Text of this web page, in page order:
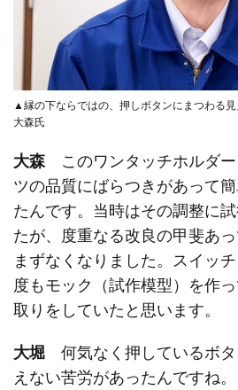
▲縁の下ならではの、押しボタンにまつわる
大森氏
大森 このワンタッチホルダ
ツの品質にばらつきがあって
たんです。当時はその調整に
たが、度重なる改良の甲斐あ
まずなくなりました。スイッ
度もモック（試作模型）を作
取りをしていたと思います。
大堀 何気なく押しているボ
えない苦労があったんですね。